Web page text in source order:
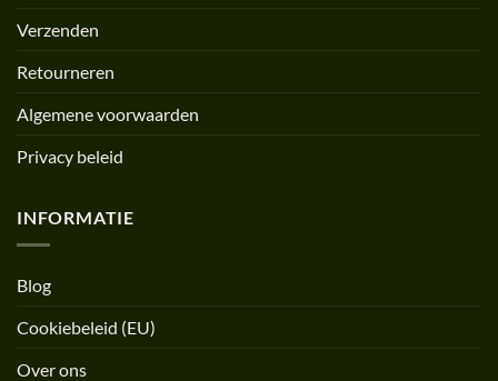
Verzenden
Retourneren
Algemene voorwaarden
Privacy beleid
INFORMATIE
Blog
Cookiebeleid (EU)
Over ons